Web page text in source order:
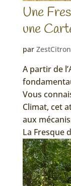
Une
une
par ZestCitron
A partir de
Vous
Climat, cet
aux
La Fresque